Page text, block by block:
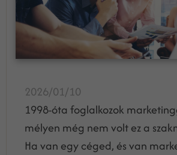
2026/01/10
1998-óta foglalkozok
mélyen még nem volt ez a
Ha van egy céged, és van